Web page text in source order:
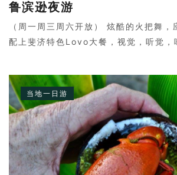
鲁滨逊夜游
（周一周三周六开放） 炫酷的火把舞，
配上斐济特色Lovo大餐，视觉，听觉，
当地一日游